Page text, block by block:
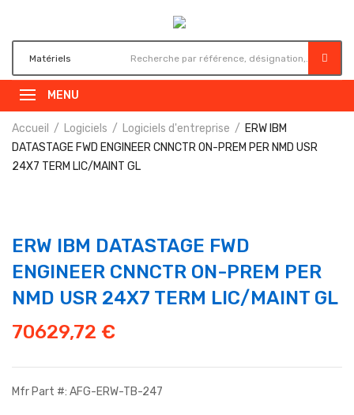
MENU
Accueil Logiciels Logiciels d'entreprise
ERW IBM
DATASTAGE FWD ENGINEER CNNCTR ON-PREM PER NMD USR
24X7 TERM LIC/MAINT GL
ERW IBM DATASTAGE FWD
ENGINEER CNNCTR ON-PREM PER
NMD USR 24X7 TERM LIC/MAINT GL
70629,72 €
Mfr Part #: AFG-ERW-TB-247